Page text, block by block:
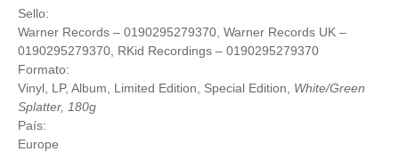
Sello:
Warner Records ‎– 0190295279370, Warner Records UK ‎–
0190295279370, RKid Recordings ‎– 0190295279370
Formato:
Vinyl , LP, Album, Limited Edition, Special Edition, White/Green
Splatter, 180g
País:
Europe